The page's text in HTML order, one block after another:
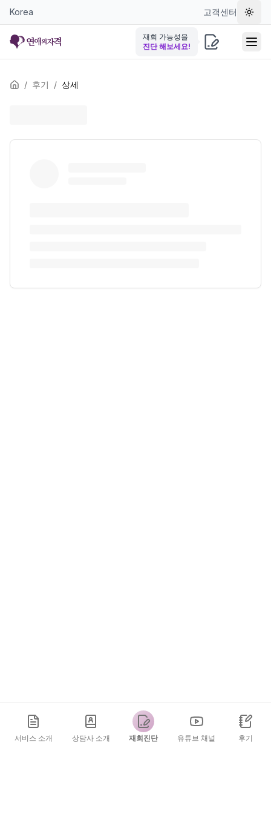
Korea 고객센터 테마
재회 가능성을
진단 해보세요!
/ 후기 / 상세
서비스 소개 상담사 소개 재회진단 유튜브 채널 후기